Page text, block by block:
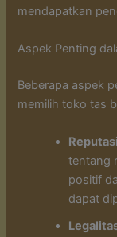
mendapatkan
Aspek Penting
Beberapa aspek
memilih toko tas
tentang
positif
dapat